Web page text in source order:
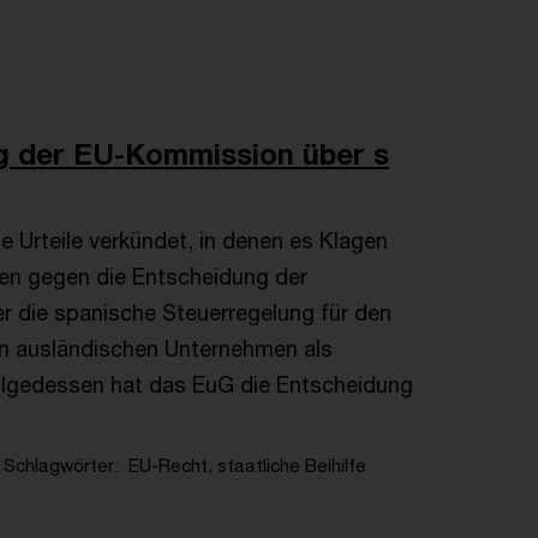
der EU-Kommission über s
Urteile verkündet, in denen es Klagen
gegen die Entscheidung der
die spanische Steuerregelung für den
ausländischen Unternehmen als
hat das EuG die Entscheidung
Schlagwörter EU-Recht, staatliche Beihilfe